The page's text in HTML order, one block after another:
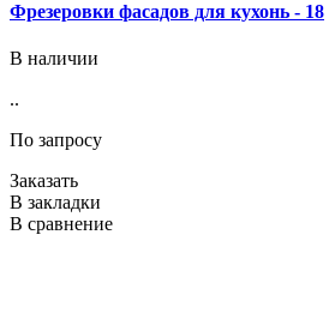
Фрезеровки фасадов для кухонь - 18
В наличии
..
По запросу
Заказать
В закладки
В сравнение